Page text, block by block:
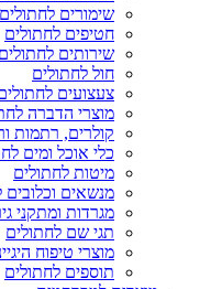
שימורים לחתולים
חטיפים לחתולים
שירותים לחתולים
חול לחתולים
צעצועים
מוצרי הדברה
קולרים, רתמות
כלי אוכל ומים
מיטות לחתולים
מנשאים וכלובים
מגרדות ומתקני
תגי שם לחתולים
מוצרי טיפוח
תוספים לחתולים